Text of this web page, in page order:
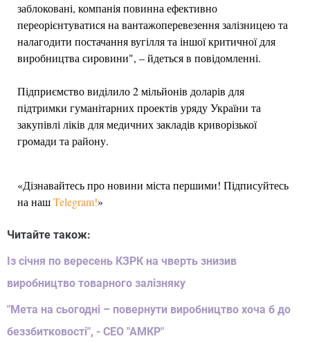
заблоковані, компанія повинна ефективно
переорієнтуватися на вантажоперевезення залізницею та
налагодити постачання вугілля та іншої критичної для
виробництва сировини", – йдеться в повідомленні.
Підприємство виділило 2 мільйонів доларів для
підтримки гуманітарних проектів уряду України та
закупівлі ліків для медичних закладів криворізької
громади та району.
«Дізнавайтесь про новини міста першими! Підписуйтесь
на нашTelegram!»
Читайте також:
Із січня по вересень КЗРК на чверть знизив
виробництво товарного залізняку
"Мета на сьогодні – повернути виробництво хоча б до
беззбитковості", - СЕО "АМКР"